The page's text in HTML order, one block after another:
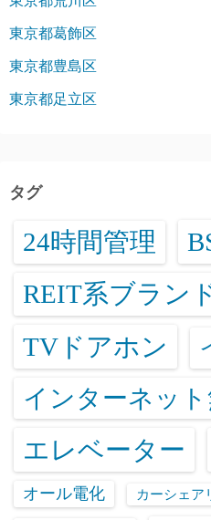
東京都葛飾区
東京都豊島区
東京都足立区
タグ
24時間管理
REIT系ブラン
TVドアホン
インターネッ
エレベーター
オール電化 カーシェア